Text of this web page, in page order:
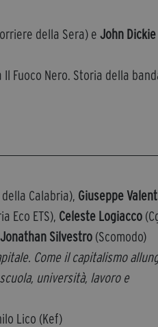
della Sera) eJohn Dickie
Fuoco Nero. Storia della
Calabria), Giuseppe
Eco ETS), Celeste Logiacco
Jonathan Silvestro (Scomodo)
Come il capitalismo
università, lavoro e
Lico (Kef)